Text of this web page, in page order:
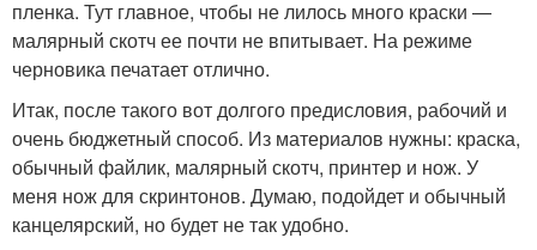
пленка. Тут главное, чтобы не лилось много краски —
малярный скотч ее почти не впитывает. На режиме
черновика печатает отлично.
Итак, после такого вот долгого предисловия, рабочий и
очень бюджетный способ. Из материалов нужны: краска,
обычный файлик, малярный скотч, принтер и нож. У
меня нож для скринтонов. Думаю, подойдет и обычный
канцелярский, но будет не так удобно.